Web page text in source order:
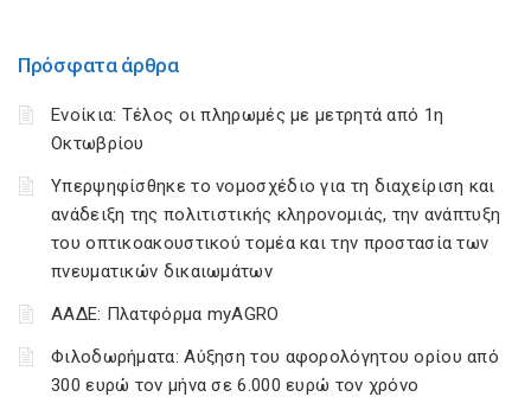
Πρόσφατα άρθρα
Ενοίκια: Τέλος οι πληρωμές με μετρητά από 1η
Οκτωβρίου
Υπερψηφίσθηκε το νομοσχέδιο για τη διαχείριση και
ανάδειξη της πολιτιστικής κληρονομιάς, την ανάπτυξη
του οπτικοακουστικού τομέα και την προστασία των
πνευματικών δικαιωμάτων
ΑΑΔΕ: Πλατφόρμα myAGRO
Φιλοδωρήματα: Αύξηση του αφορολόγητου ορίου από
300 ευρώ τον μήνα σε 6.000 ευρώ τον χρόνο